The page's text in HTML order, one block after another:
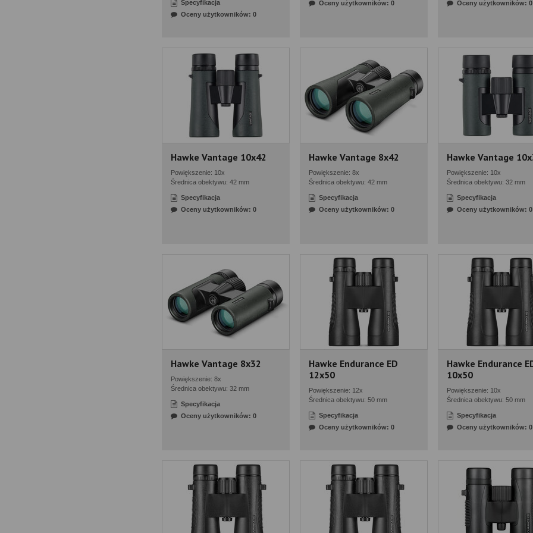
Specyfikacja
Oceny użytkowników: 0
Oceny użytkowników: 0 Oceny użytkowników: 0
Hawke Vantage 10x42
Powiększenie: 10x
Średnica obektywu: 42 mm
Specyfikacja
Oceny użytkowników: 0
Hawke Vantage 8x42
Powiększenie: 8x
Średnica obektywu: 42 mm
Specyfikacja
Oceny użytkowników: 0
Hawke Vantage
Powiększenie: 10x
Średnica obektywu: 32 mm
Specyfikacja
Oceny użytkowników: 0
Hawke Vantage 8x32
Powiększenie: 8x
Średnica obektywu: 32 mm
Specyfikacja
Oceny użytkowników: 0
Hawke Endurance ED
12x50
Powiększenie: 12x
Średnica obektywu: 50 mm
Specyfikacja
Oceny użytkowników: 0
Hawke Endurance
10x50
Powiększenie: 10x
Średnica obektywu: 50 mm
Specyfikacja
Oceny użytkowników: 0